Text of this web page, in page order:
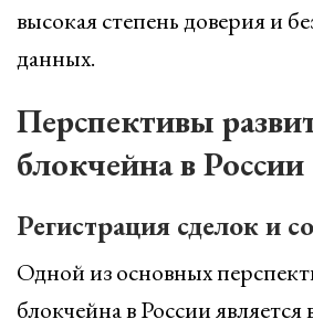
высокая степень доверия и
данных.
Перспективы
блокчейна в России
Регистрация сделок и
Одной из основных
блокчейна в России